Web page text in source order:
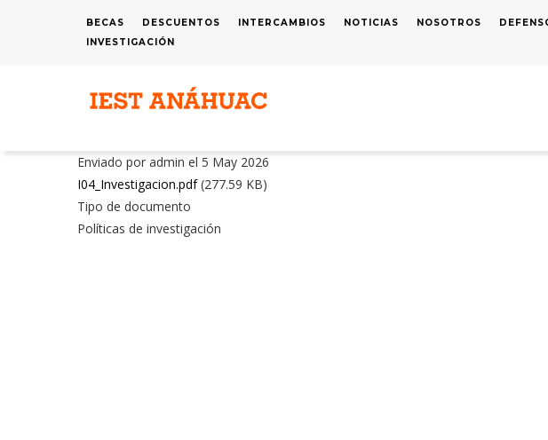
MENÚ
SUPERIOR
BECAS DESCUENTOS INTERCAMBIOS NOTICIAS NOSOTROS
INVESTIGACIÓN
Enviado por admin el 5 May 2026
Archivo
PDF
I04_Investigacion.pdf (277.59 KB)
Tipo de documento
Políticas de investigación